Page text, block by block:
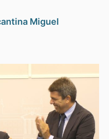
Miguel